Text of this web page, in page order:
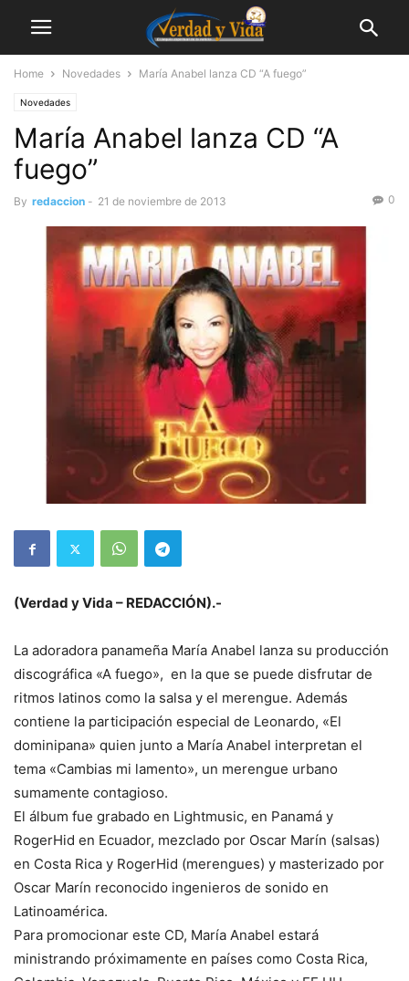
Home Novedades María Anabel lanza CD “A fuego”
Novedades
María Anabel lanza CD “A
fuego”
By redaccion - 21 de noviembre de 2013 0
(Verdad y Vida – REDACCIÓN).-
La adoradora panameña María Anabel lanza su producción
discográfica «A fuego», en la que se puede disfrutar de
ritmos latinos como la salsa y el merengue. Además
contiene la participación especial de Leonardo, «El
dominipana» quien junto a María Anabel interpretan el
tema «Cambias mi lamento», un merengue urbano
sumamente contagioso.
El álbum fue grabado en Lightmusic, en Panamá y
RogerHid en Ecuador, mezclado por Oscar Marín (salsas)
en Costa Rica y RogerHid (merengues) y masterizado por
Oscar Marín reconocido ingenieros de sonido en
Latinoamérica.
Para promocionar este CD, María Anabel estará
ministrando próximamente en países como Costa Rica,